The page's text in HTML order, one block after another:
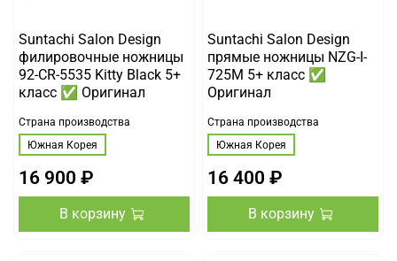
Suntachi Salon Design
филировочные ножницы
92-CR-5535 Kitty Black 5+
класс ✅ Оригинал
Страна производства
Южная Корея
16 900 ₽
В корзину
Suntachi Salon Design
прямые ножницы NZG-I-
725M 5+ класс ✅
Оригинал
Страна производства
Южная Корея
16 400 ₽
В корзину